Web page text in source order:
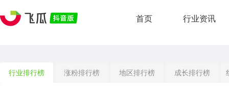
首页 行业资讯
行业排行榜 涨粉排行榜 地区排行榜 成长排行榜